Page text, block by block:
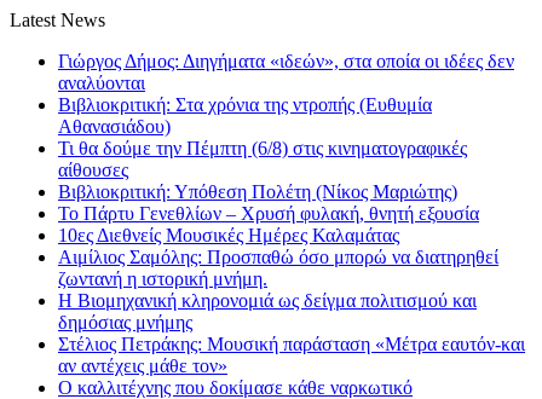
Latest News
Γιώργος Δήμος: Διηγήματα «ιδεών», στα οποία οι ιδέες δεν
αναλύονται
Βιβλιοκριτική: Στα χρόνια της ντροπής (Ευθυμία
Αθανασιάδου)
Τι θα δούμε την Πέμπτη (6/8) στις κινηματογραφικές
αίθουσες
Βιβλιοκριτική: Υπόθεση Πολέτη (Νίκος Μαριώτης)
Το Πάρτυ Γενεθλίων – Χρυσή φυλακή, θνητή εξουσία
10ες Διεθνείς Μουσικές Ημέρες Καλαμάτας
Αιμίλιος Σαμόλης: Προσπαθώ όσο μπορώ να διατηρηθεί
ζωντανή η ιστορική μνήμη.
Η Βιομηχανική κληρονομιά ως δείγμα πολιτισμού και
δημόσιας μνήμης
Στέλιος Πετράκης: Μουσική παράσταση «Μέτρα εαυτόν-και
αν αντέχεις μάθε τον»
Ο καλλιτέχνης που δοκίμασε κάθε ναρκωτικό